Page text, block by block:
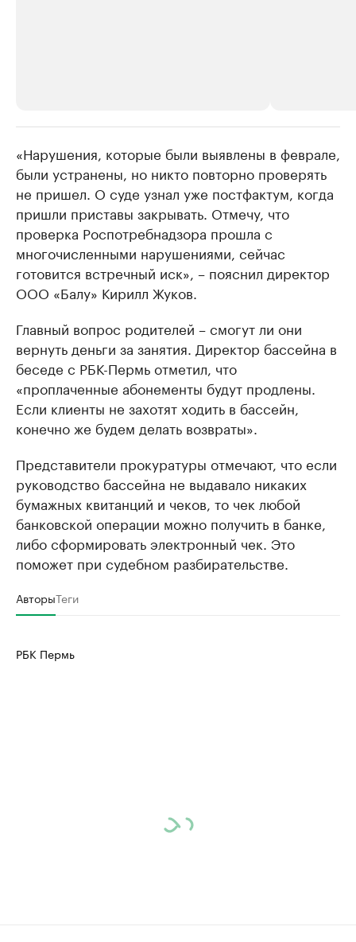
Крупные организации в
нефтегазовой промышленности
Найдите и проверьте данные в каталоге Посмотрите
«Нарушения, которые были выявлены в феврале,
были устранены, но никто повторно проверять
не пришел. О суде узнал уже постфактум, когда
пришли приставы закрывать. Отмечу, что
проверка Роспотребнадзора прошла с
многочисленными нарушениями, сейчас
готовится встречный иск», – пояснил директор
ООО «Балу» Кирилл Жуков.
Главный вопрос родителей – смогут ли они
вернуть деньги за занятия. Директор бассейна в
беседе с РБК-Пермь отметил, что
«проплаченные абонементы будут продлены.
Если клиенты не захотят ходить в бассейн,
конечно же будем делать возвраты».
Представители прокуратуры отмечают, что если
руководство бассейна не выдавало никаких
бумажных квитанций и чеков, то чек любой
банковской операции можно получить в банке,
либо сформировать электронный чек. Это
поможет при судебном разбирательстве.
АвторыТеги
РБК Пермь